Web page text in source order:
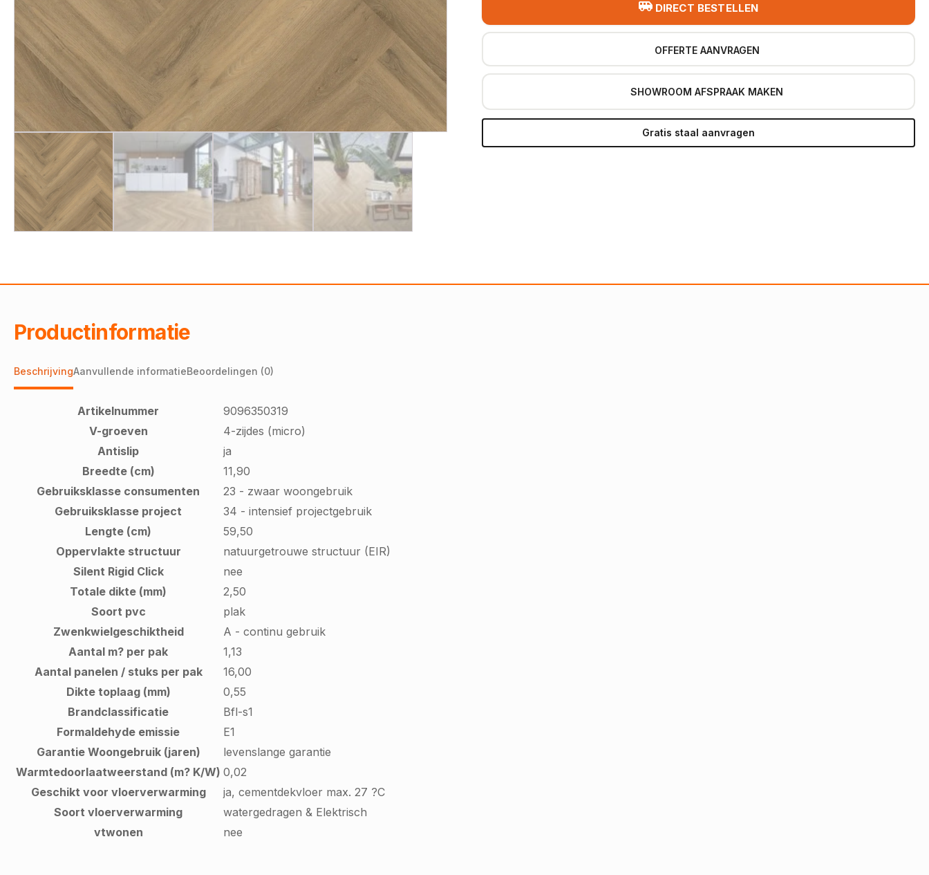
DIRECT BESTELLEN
OFFERTE AANVRAGEN
SHOWROOM AFSPRAAK MAKEN
Gratis staal aanvragen
Productinformatie
BeschrijvingAanvullende informatieBeoordelingen (0)
Artikelnummer
9096350319
V-groeven
4-zijdes (micro)
Antislip
ja
Breedte (cm)
11,90
Gebruiksklasse consumenten
23 - zwaar woongebruik
Gebruiksklasse project
34 - intensief projectgebruik
Lengte (cm)
59,50
Oppervlakte structuur
natuurgetrouwe structuur (EIR)
Silent Rigid Click
nee
Totale dikte (mm)
2,50
Soort pvc
plak
Zwenkwielgeschiktheid
A - continu gebruik
Aantal m? per pak
1,13
Aantal panelen / stuks per pak
16,00
Dikte toplaag (mm)
0,55
Brandclassificatie
Bfl-s1
Formaldehyde emissie
E1
Garantie Woongebruik (jaren)
levenslange garantie
Warmtedoorlaatweerstand (m? K/W) 0,02
Geschikt voor vloerverwarming
ja, cementdekvloer max. 27 ?C
Soort vloerverwarming
watergedragen & Elektrisch
vtwonen
nee